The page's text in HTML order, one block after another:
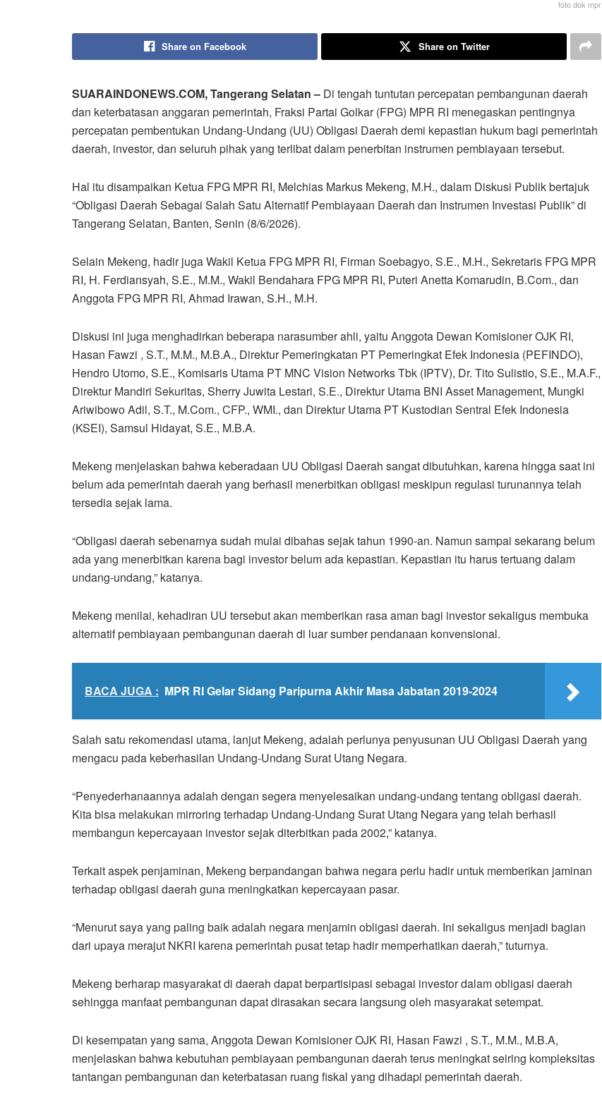
foto dok mpr
Share on Facebook Share on Twitter
SUARAINDONEWS.COM, Tangerang Selatan – Di tengah tuntutan percepatan pembangunan daerah
dan keterbatasan anggaran pemerintah, Fraksi Partai Golkar (FPG) MPR RI menegaskan pentingnya
percepatan pembentukan Undang-Undang (UU) Obligasi Daerah demi kepastian hukum bagi pemerintah
daerah, investor, dan seluruh pihak yang terlibat dalam penerbitan instrumen pembiayaan tersebut.
Hal itu disampaikan Ketua FPG MPR RI, Melchias Markus Mekeng, M.H., dalam Diskusi Publik bertajuk
“Obligasi Daerah Sebagai Salah Satu Alternatif Pembiayaan Daerah dan Instrumen Investasi Publik” di
Tangerang Selatan, Banten, Senin (8/6/2026).
Selain Mekeng, hadir juga Wakil Ketua FPG MPR RI, Firman Soebagyo, S.E., M.H., Sekretaris FPG MPR
RI, H. Ferdiansyah, S.E., M.M., Wakil Bendahara FPG MPR RI, Puteri Anetta Komarudin, B.Com., dan
Anggota FPG MPR RI, Ahmad Irawan, S.H., M.H.
Diskusi ini juga menghadirkan beberapa narasumber ahli, yaitu Anggota Dewan Komisioner OJK RI,
Hasan Fawzi , S.T., M.M., M.B.A., Direktur Pemeringkatan PT Pemeringkat Efek Indonesia (PEFINDO),
Hendro Utomo, S.E., Komisaris Utama PT MNC Vision Networks Tbk (IPTV), Dr. Tito Sulistio, S.E., M.A.F.,
Direktur Mandiri Sekuritas, Sherry Juwita Lestari, S.E., Direktur Utama BNI Asset Management, Mungki
Ariwibowo Adil, S.T., M.Com., CFP., WMI., dan Direktur Utama PT Kustodian Sentral Efek Indonesia
(KSEI), Samsul Hidayat, S.E., M.B.A.
Mekeng menjelaskan bahwa keberadaan UU Obligasi Daerah sangat dibutuhkan, karena hingga saat ini
belum ada pemerintah daerah yang berhasil menerbitkan obligasi meskipun regulasi turunannya telah
tersedia sejak lama.
“Obligasi daerah sebenarnya sudah mulai dibahas sejak tahun 1990-an. Namun sampai sekarang belum
ada yang menerbitkan karena bagi investor belum ada kepastian. Kepastian itu harus tertuang dalam
undang-undang,” katanya.
Mekeng menilai, kehadiran UU tersebut akan memberikan rasa aman bagi investor sekaligus membuka
alternatif pembiayaan pembangunan daerah di luar sumber pendanaan konvensional.
BACA JUGA : MPR RI Gelar Sidang Paripurna Akhir Masa Jabatan 2019-2024
Salah satu rekomendasi utama, lanjut Mekeng, adalah perlunya penyusunan UU Obligasi Daerah yang
mengacu pada keberhasilan Undang-Undang Surat Utang Negara.
“Penyederhanaannya adalah dengan segera menyelesaikan undang-undang tentang obligasi daerah.
Kita bisa melakukan mirroring terhadap Undang-Undang Surat Utang Negara yang telah berhasil
membangun kepercayaan investor sejak diterbitkan pada 2002,” katanya.
Terkait aspek penjaminan, Mekeng berpandangan bahwa negara perlu hadir untuk memberikan jaminan
terhadap obligasi daerah guna meningkatkan kepercayaan pasar.
“Menurut saya yang paling baik adalah negara menjamin obligasi daerah. Ini sekaligus menjadi bagian
dari upaya merajut NKRI karena pemerintah pusat tetap hadir memperhatikan daerah,” tuturnya.
Mekeng berharap masyarakat di daerah dapat berpartisipasi sebagai investor dalam obligasi daerah
sehingga manfaat pembangunan dapat dirasakan secara langsung oleh masyarakat setempat.
Di kesempatan yang sama, Anggota Dewan Komisioner OJK RI, Hasan Fawzi , S.T., M.M., M.B.A,
menjelaskan bahwa kebutuhan pembiayaan pembangunan daerah terus meningkat seiring kompleksitas
tantangan pembangunan dan keterbatasan ruang fiskal yang dihadapi pemerintah daerah.